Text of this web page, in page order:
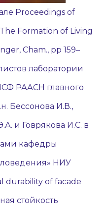
Proceedings of
Formation of Living
Cham., pp 159–
лаборатории
РААСН главного
Бессонова И.В.,
и Говрякова И.С. в
кафедры
НИУ
durability of facade
стойкость